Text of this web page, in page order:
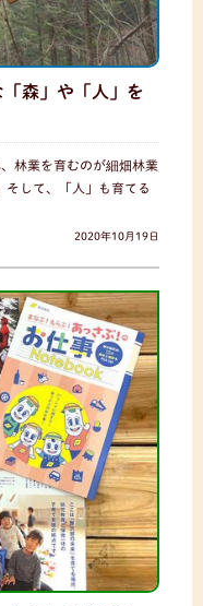
森」や「人」を
林業を育むのが細畑林業
そして、「人」も育てる
2020年10月19日